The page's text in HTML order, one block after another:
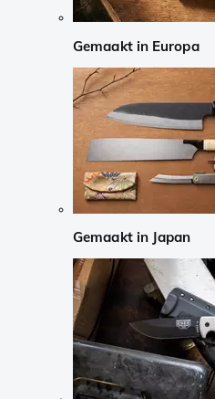
Gemaakt in Europa
Gemaakt in Japan